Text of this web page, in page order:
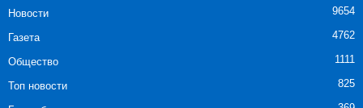
Новости 9654
Газета 4762
Общество 1111
Топ новости 825